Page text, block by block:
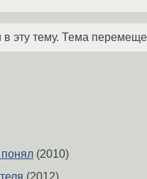
эту тему. Тема
(2010)